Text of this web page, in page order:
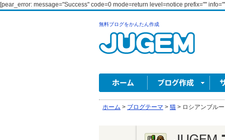
[pear_error: message="Success" code=0 mode=return level=notice prefix=""
無料ブログをかんたん作成
ホーム > ブログテーマ > 猫 > ロシアンブルー